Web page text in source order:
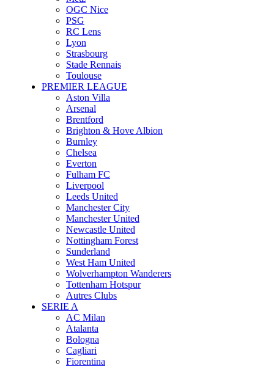
OGC Nice
PSG
RC Lens
Lyon
Strasbourg
Stade Rennais
Toulouse
PREMIER LEAGUE
Aston Villa
Arsenal
Brentford
Brighton & Hove Albion
Burnley
Chelsea
Everton
Fulham FC
Liverpool
Leeds United
Manchester City
Manchester United
Newcastle United
Nottingham Forest
Sunderland
West Ham United
Wolverhampton Wanderers
Tottenham Hotspur
Autres Clubs
SERIE A
AC Milan
Atalanta
Bologna
Cagliari
Fiorentina